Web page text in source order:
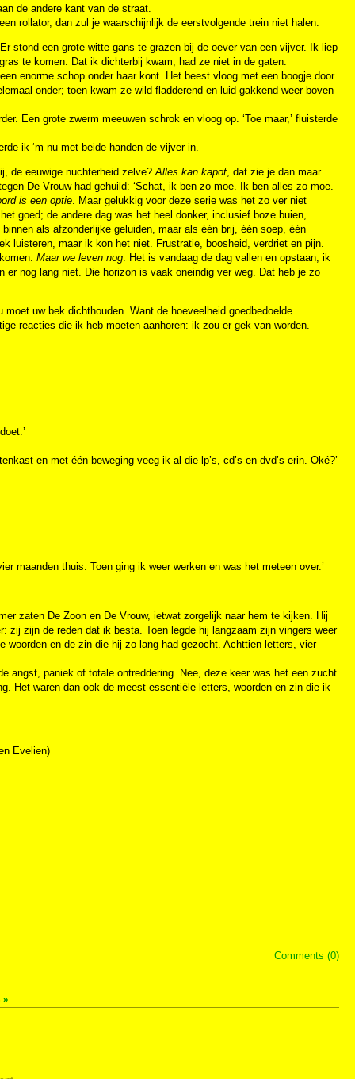
de andere kant van de straat.
rollator, dan zul je waarschijnlijk de eerstvolgende trein niet halen.
stond een grote witte gans te grazen bij de oever van een vijver. Ik liep
te komen. Dat ik dichterbij kwam, had ze niet in de gaten.
enorme schop onder haar kont. Het beest vloog met een boogje door
onder; toen kwam ze wild fladderend en luid gakkend weer boven
Een grote zwerm meeuwen schrok en vloog op. ‘Toe maar,’ fluisterde
ik ‘m nu met beide handen de vijver in.
de eeuwige nuchterheid zelve?Alles kan kapot, dat zie je dan maar
De Vrouw had gehuild: ‘Schat, ik ben zo moe. Ik ben alles zo moe.
is een optie. Maar gelukkig voor deze serie was het zo ver niet
goed; de andere dag was het heel donker, inclusief boze buien,
als afzonderlijke geluiden, maar als één brij, één soep, één
luisteren, maar ik kon het niet. Frustratie, boosheid, verdriet en pijn.
Maar we leven nog. Het is vandaag de dag vallen en opstaan; ik
nog lang niet. Die horizon is vaak oneindig ver weg. Dat heb je zo
uw bek dichthouden. Want de hoeveelheid goedbedoelde
reacties die ik heb moeten aanhoren: ik zou er gek van worden.
en met één beweging veeg ik al die lp’s, cd’s en dvd’s erin. Oké?’
maanden thuis. Toen ging ik weer werken en was het meteen over.’
zaten De Zoon en De Vrouw, ietwat zorgelijk naar hem te kijken. Hij
zij zijn de reden dat ik besta. Toen legde hij langzaam zijn vingers weer
en de zin die hij zo lang had gezocht. Achttien letters, vier
angst, paniek of totale ontreddering. Nee, deze keer was het een zucht
Het waren dan ook de meest essentiële letters, woorden en zin die ik
Evelien)
Comments (0)
»